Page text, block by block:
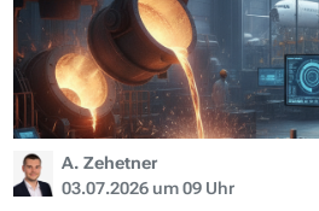
A. Zehetner
03.07.2026 um 09 Uhr